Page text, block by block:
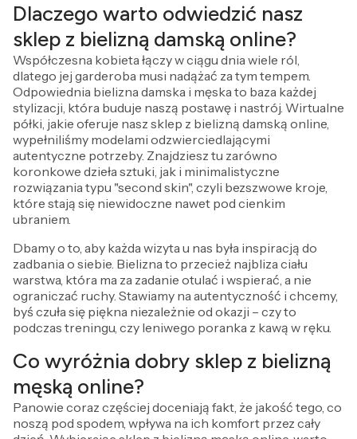
Dlaczego warto odwiedzić nasz
sklep z bielizną damską online?
Współczesna kobieta łączy w ciągu dnia wiele ról,
dlatego jej garderoba musi nadążać za tym tempem.
Odpowiednia bielizna damska i męska to baza każdej
stylizacji, która buduje naszą postawę i nastrój. Wirtualne
półki, jakie oferuje nasz sklep z bielizną damską online,
wypełniliśmy modelami odzwierciedlającymi
autentyczne potrzeby. Znajdziesz tu zarówno
koronkowe dzieła sztuki, jak i minimalistyczne
rozwiązania typu "second skin", czyli bezszwowe kroje,
które stają się niewidoczne nawet pod cienkim
ubraniem.
Dbamy o to, aby każda wizyta u nas była inspiracją do
zadbania o siebie. Bielizna to przecież najbliza ciału
warstwa, która ma za zadanie otulać i wspierać, a nie
ograniczać ruchy. Stawiamy na autentyczność i chcemy,
byś czuła się piękna niezależnie od okazji – czy to
podczas treningu, czy leniwego poranka z kawą w ręku.
Co wyróżnia dobry sklep z bielizną
męską online?
Panowie coraz częściej doceniają fakt, że jakość tego, co
noszą pod spodem, wpływa na ich komfort przez cały